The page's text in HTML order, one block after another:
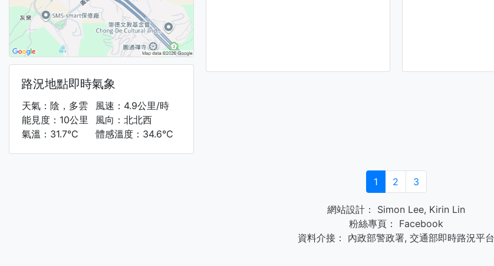
路況地點即時氣象
天氣：陰，多雲
能見度：10公里
氣溫：31.7°C
風速：4.9公里/時
風向：北北西
體感溫度：34.6°C
1 2 3
網站設計： Simon Lee, Kirin Lin
粉絲專頁：
Facebook
資料介接：
內政部警政署, 交通部即時路況平台